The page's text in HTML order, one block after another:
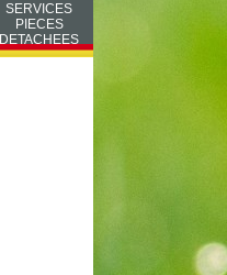
SERVICES
PIECES
DETACHEES